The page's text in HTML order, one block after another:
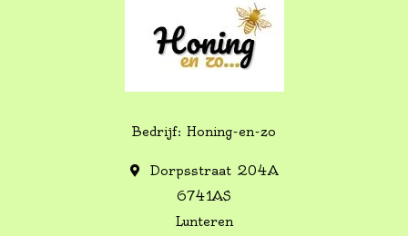
Bedrijf: Honing-en-zo
Dorpsstraat 204A
6741AS
Lunteren